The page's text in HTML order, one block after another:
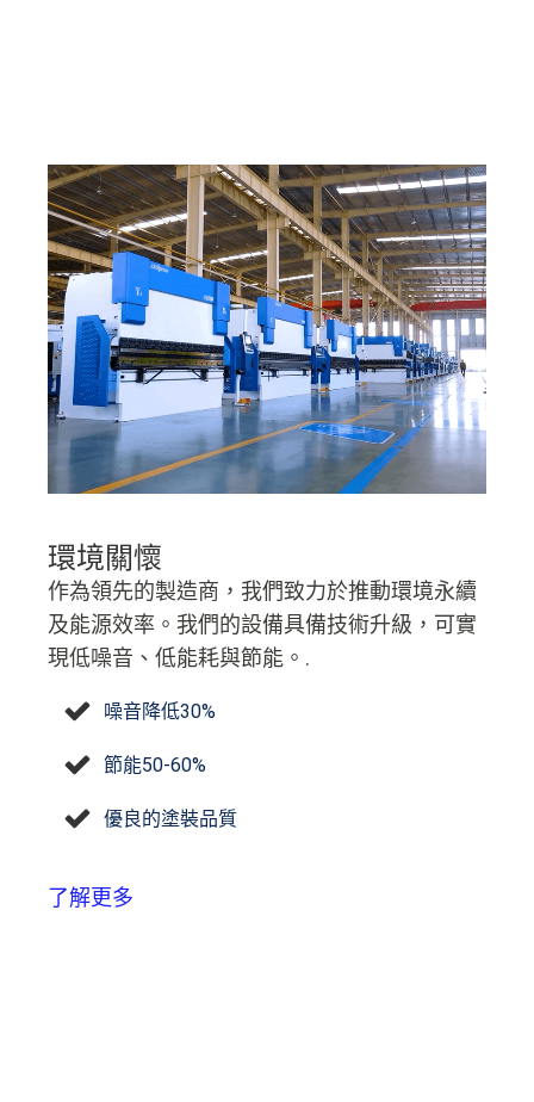
環境關懷
作為領先的製造商，我們致力於推動環境永續
及能源效率。我們的設備具備技術升級，可實
現低噪音、低能耗與節能。.
噪音降低30%
節能50-60%
優良的塗裝品質
了解更多